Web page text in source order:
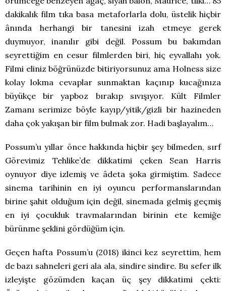
dakikalık film tıka basa metaforlarla dolu, üstelik hiçbir
ânında herhangi bir tanesini izah etmeye gerek
duymuyor, inanılır gibi değil. Possum bu bakımdan
seyrettiğim en cesur filmlerden biri, hiç eyvallahı yok.
Filmi eliniz böğrünüzde bitiriyorsunuz ama Holness size
kolay lokma cevaplar sunmaktan kaçınıp kucağınıza
büyükçe bir yapboz bırakıp sıvışıyor. Kült Filmler
Zamanı serimize böyle kayıp/yitik/gizli bir hazineden
daha çok yakışan bir film bulmak zor. Hadi başlayalım…
Possum’u yıllar önce hakkında hiçbir şey bilmeden, sırf
Görevimiz Tehlike’de dikkatimi çeken Sean Harris
oynuyor diye izlemiş ve âdeta şoka girmiştim. Sadece
sinema tarihinin en iyi oyuncu performanslarından
birine şahit olduğum için değil, sinemada gelmiş geçmiş
en iyi çocukluk travmalarından birinin ete kemiğe
bürünme şeklini gördüğüm için.
Geçen hafta Possum’u (2018) ikinci kez seyrettim, hem
de bazı sahneleri geri ala ala, sindire sindire. Bu sefer ilk
izleyişte gözümden kaçan üç şey dikkatimi çekti: